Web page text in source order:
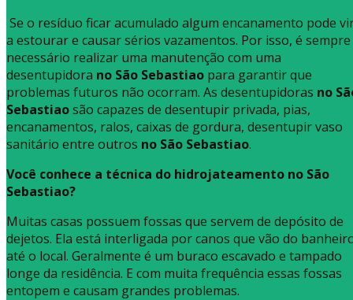
Se o resíduo ficar acumulado algum encanamento pode
a estourar e causar sérios vazamentos. Por isso, é sempre
necessário realizar uma manutenção com uma
desentupidora no São Sebastiao para garantir que
problemas futuros não ocorram. As desentupidoras no
Sebastiaosão capazes de desentupir privada, pias,
encanamentos, ralos, caixas de gordura, desentupir vaso
sanitário entre outros no São Sebastiao.
Você conhece a técnica do hidrojateamento no São
Sebastiao?
Muitas casas possuem fossas que servem de depósito de
dejetos. Ela está interligada por canos que vão do
até o local. Geralmente é um buraco escavado e tampado
longe da residência. E com muita frequência essas fossas
entopem e causam grandes problemas.